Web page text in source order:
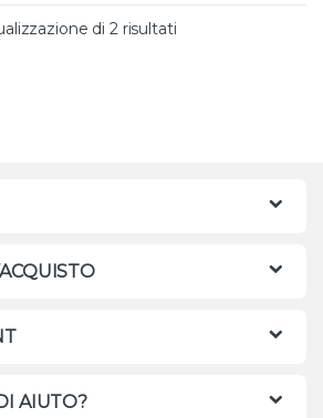
di 2 risultatiValutazione media
AIUTO?